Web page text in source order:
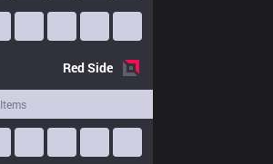
RedSide
Items